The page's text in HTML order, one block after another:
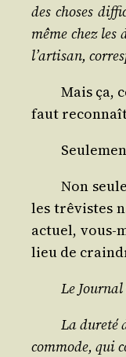
des choses
même chez
l’ar­ti­san,
Mais ça,
faut
Non
les trê­vistes
actuel, vous-
lieu de
Le Jour­nal
La dure­té
com­mode, qui